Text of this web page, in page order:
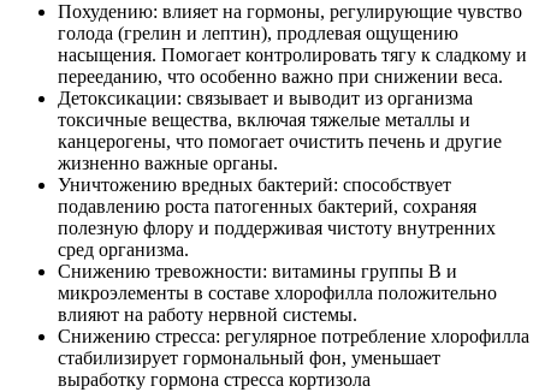
Похудению: влияет на гормоны, регулирующие чувство
голода (грелин и лептин), продлевая ощущению
насыщения. Помогает контролировать тягу к сладкому и
перееданию, что особенно важно при снижении веса.
Детоксикации: связывает и выводит из организма
токсичные вещества, включая тяжелые металлы и
канцерогены, что помогает очистить печень и другие
жизненно важные органы.
Уничтожению вредных бактерий: способствует
подавлению роста патогенных бактерий, сохраняя
полезную флору и поддерживая чистоту внутренних
сред организма.
Снижению тревожности: витамины группы B и
микроэлементы в составе хлорофилла положительно
влияют на работу нервной системы.
Снижению стресса: регулярное потребление хлорофилла
стабилизирует гормональный фон, уменьшает
выработку гормона стресса кортизола